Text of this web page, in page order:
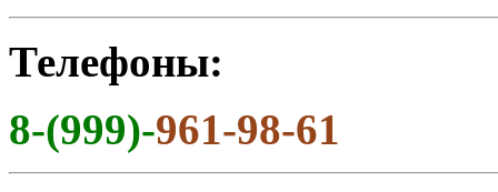
Телефоны:
8-(999)-961-98-61